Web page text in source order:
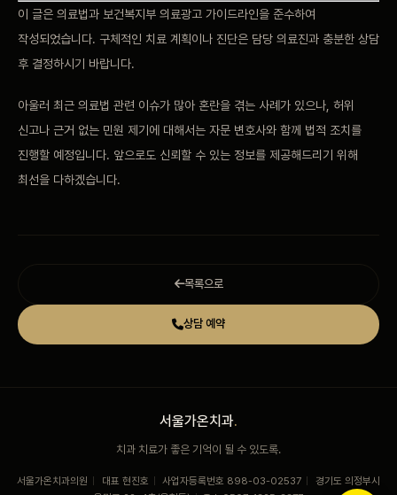
이 글은 의료법과 보건복지부 의료광고 가이드라인을 준수하여
작성되었습니다. 구체적인 치료 계획이나 진단은 담당 의료진과 충분한 상담
후 결정하시기 바랍니다.
아울러 최근 의료법 관련 이슈가 많아 혼란을 겪는 사례가 있으나, 허위
신고나 근거 없는 민원 제기에 대해서는 자문 변호사와 함께 법적 조치를
진행할 예정입니다. 앞으로도 신뢰할 수 있는 정보를 제공해드리기 위해
최선을 다하겠습니다.
목록으로
상담 예약
서울가온치과.
치과 치료가 좋은 기억이 될 수 있도록.
서울가온치과의원 | 대표 현진호 | 사업자등록번호 898-03-02537 |
경기도 의정부시